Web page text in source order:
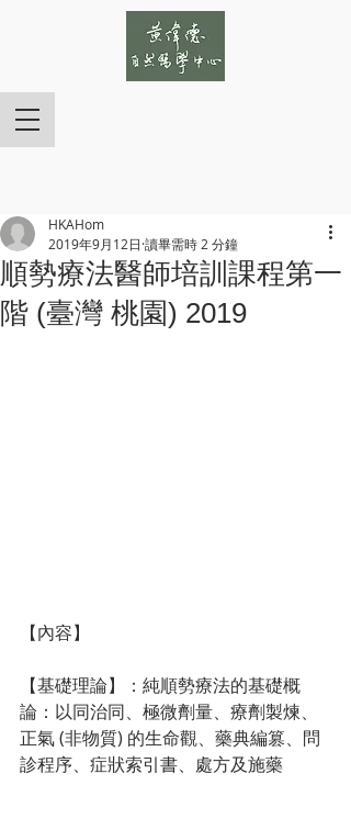
順勢療法醫師培訓課程第一
階 (臺灣 桃園) 2019
HKAHom
2019年9月12日 讀畢需時 2 分鐘
【內容】
【基礎理論】：純順勢療法的基礎概
論：以同治同、極微劑量、療劑製煉、
正氣 (非物質) 的生命觀、藥典編篡、問
診程序、症狀索引書、處方及施藥